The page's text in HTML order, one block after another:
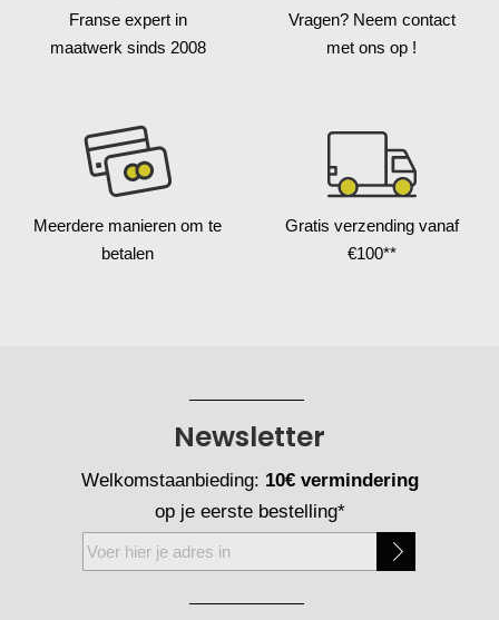
Franse expert in
maatwerk sinds 2008
Vragen? Neem contact
met ons op !
Meerdere manieren om te
betalen
Gratis verzending vanaf
€100**
Newsletter
Welkomstaanbieding: 10€ vermindering
op je eerste bestelling*
Abonneer
u